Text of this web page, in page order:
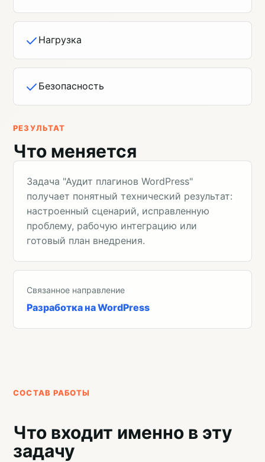
Нагрузка
Безопасность
РЕЗУЛЬТАТ
Что меняется
Задача "Аудит плагинов WordPress"
получает понятный технический результат:
настроенный сценарий, исправленную
проблему, рабочую интеграцию или
готовый план внедрения.
Связанное направление
Разработка на WordPress
СОСТАВ РАБОТЫ
Что входит именно в эту
задачу